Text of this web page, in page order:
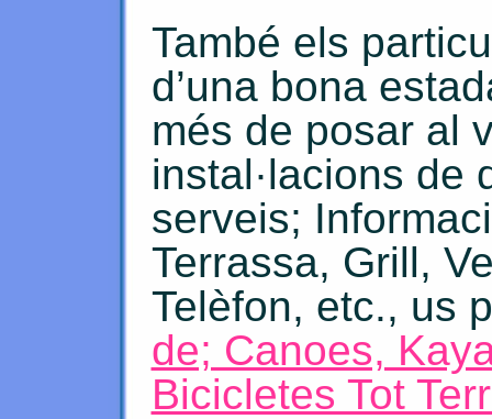
També els
d’una bona
més de posar al
instal·lacions de
serveis;
Terrassa, Grill,
Telèfon, etc., us
de; Canoes,
Bicicletes Tot